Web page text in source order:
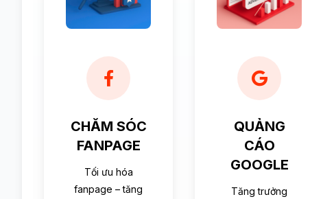
CHĂM SÓC
FANPAGE
Tối ưu hóa
fanpage – tăng
QUẢNG
CÁO
GOOGLE
Tăng trưởng